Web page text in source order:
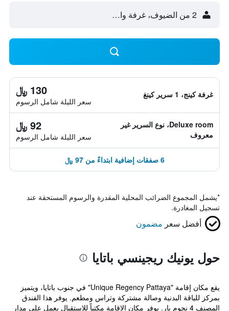
2 من الضيوف، غرفة واحدة
غرفة كينج، 1 سرير كينغ 130 ﷼
سعر الليلة شامل الرسوم
Deluxe room، نوع السرير غير
معروف
92 ﷼
سعر الليلة شامل الرسوم
6 صفقات إضافية ابتداءً من 97 ﷼
*يشمل المجموع الضرائب المحلية المقدرة والرسوم المستحقة عند
تسجيل المغادرة.
أفضل سعر مضمون
حول يونيك ريجينسي باتايا
يقع مكان إقامة "Unique Regency Pattaya" في جنوب باتايا، ويتميز
بمركز للياقة البدنية وصالة مشتركة وتراس ومطعم. يوفر هذا الفندق
المصنف 4 نجوم بار. يوفر مكان الإقامة مكتباً للاستقبال يعمل على مدار